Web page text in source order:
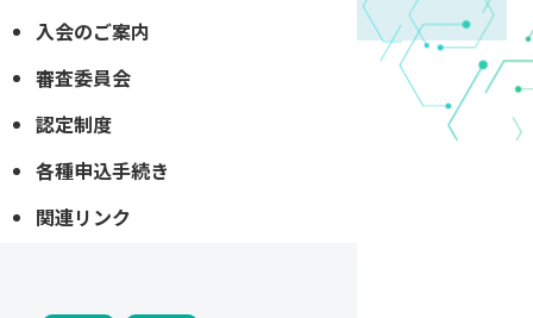
ホーム»会員情報
様
[user_payment_status]
入会のご案内
審査委員会
認定制度
各種申込手続き
関連リンク